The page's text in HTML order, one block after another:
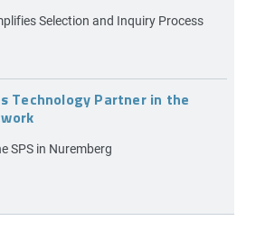
Selection and Inquiry Process
Technology Partner in the
SPS in Nuremberg